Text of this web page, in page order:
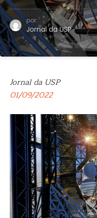
por
Jornal da USP
Jornal da USP
01/09/2022